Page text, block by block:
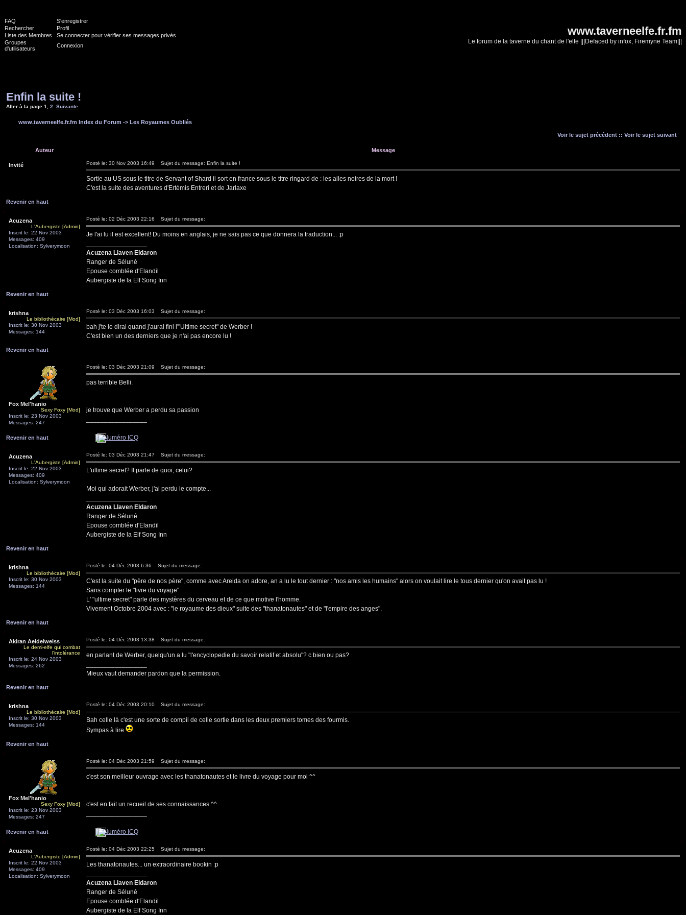
FAQ
S'enregistrer
Rechercher
Profil
Liste des Membres
Se connecter pour vérifier ses messages privés
Groupes
d'utilisateurs
Connexion
www.taverneelfe.fr.fm
Le forum de la taverne du chant de l'elfe |||Defaced by infox, Firemyne Team|||
Enfin la suite !
Aller à la page 1 2 Suivante
www.taverneelfe.fr.fm Index du Forum -> Les Royaumes Oubliés
Voir le sujet précédent :: Voir le sujet suivant
Auteur Message
Invité Posté le: 30 Nov 2003 16:49 Sujet du message: Enfin la suite !
Sortie au US sous le titre de Servant of Shard il sort en france sous le titre ringard de : les ailes noires de la mort !
C'est la suite des aventures d'Ertémis Entreri et de Jarlaxe
Revenir en haut
Acuzena
L'Aubergiste [Admin]
Inscrit le: 22 Nov 2003
Messages: 409
Localisation: Sylverymoon
Posté le: 02 Déc 2003 22:16 Sujet du message:
Je l'ai lu il est excellent! Du moins en anglais, je ne sais pas ce que donnera la traduction... :p
Acuzena Llaven Eldaron
Ranger de Séluné
Epouse comblée d'Elandil
Aubergiste de la Elf Song Inn
Revenir en haut
krishna
Le bibliothécaire [Mod]
Inscrit le: 30 Nov 2003
Messages: 144
Posté le: 03 Déc 2003 16:03 Sujet du message:
bah j'te le dirai quand j'aurai fini l'"Ultime secret" de Werber !
C'est bien un des derniers que je n'ai pas encore lu !
Revenir en haut
Fox Mel'hanio
Sexy Foxy [Mod]
Inscrit le: 23 Nov 2003
Messages: 247
Posté le: 03 Déc 2003 21:09 Sujet du message:
pas terrible Belli.
je trouve que Werber a perdu sa passion
Revenir en haut
Acuzena
L'Aubergiste [Admin]
Inscrit le: 22 Nov 2003
Messages: 409
Localisation: Sylverymoon
Posté le: 03 Déc 2003 21:47 Sujet du message:
L'ultime secret? Il parle de quoi, celui?
Moi qui adorait Werber, j'ai perdu le compte...
Acuzena Llaven Eldaron
Ranger de Séluné
Epouse comblée d'Elandil
Aubergiste de la Elf Song Inn
Revenir en haut
krishna
Le bibliothécaire [Mod]
Inscrit le: 30 Nov 2003
Messages: 144
Posté le: 04 Déc 2003 6:36 Sujet du message:
C'est la suite du "père de nos père", comme avec Areida on adore, an a lu le tout dernier : "nos amis les humains" alors on voulait lire le tous dernier qu'on avait pas lu !
Sans compter le "livre du voyage"
L' "ultime secret" parle des mystères du cerveau et de ce que motive l'homme.
Vivement Octobre 2004 avec : "le royaume des dieux" suite des "thanatonautes" et de "l'empire des anges".
Revenir en haut
Akiran Aeldelweiss
Le demi-elfe qui combat
l'intolérance
Inscrit le: 24 Nov 2003
Messages: 262
Posté le: 04 Déc 2003 13:38 Sujet du message:
en parlant de Werber, quelqu'un a lu "l'encyclopedie du savoir relatif et absolu"? c bien ou pas?
Mieux vaut demander pardon que la permission.
Revenir en haut
krishna
Le bibliothécaire [Mod]
Inscrit le: 30 Nov 2003
Messages: 144
Posté le: 04 Déc 2003 20:10 Sujet du message:
Bah celle là c'est une sorte de compil de celle sortie dans les deux premiers tomes des fourmis.
Sympas à lire
Revenir en haut
Fox Mel'hanio
Sexy Foxy [Mod]
Inscrit le: 23 Nov 2003
Messages: 247
Posté le: 04 Déc 2003 21:59 Sujet du message:
c'est son meilleur ouvrage avec les thanatonautes et le livre du voyage pour moi ^^
c'est en fait un recueil de ses connaissances ^^
Revenir en haut
Acuzena
L'Aubergiste [Admin]
Inscrit le: 22 Nov 2003
Messages: 409
Localisation: Sylverymoon
Posté le: 04 Déc 2003 22:25 Sujet du message:
Les thanatonautes... un extraordinaire bookin :p
Acuzena Llaven Eldaron
Ranger de Séluné
Epouse comblée d'Elandil
Aubergiste de la Elf Song Inn